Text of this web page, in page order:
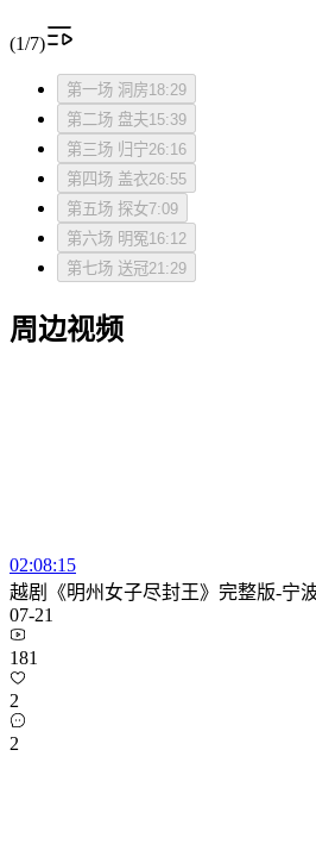
(1/7)
第一场 洞房18:29
第二场 盘夫15:39
第三场 归宁26:16
第四场 盖衣26:55
第五场 探女7:09
第六场 明冤16:12
第七场 送冠21:29
周边视频
02:08:15
越剧《明州女子尽封王》完整版-宁
07-21
181
2
2